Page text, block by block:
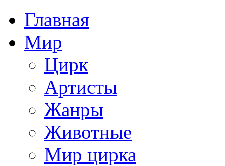
Главная
Мир
Цирк
Артисты
Жанры
Животные
Мир цирка